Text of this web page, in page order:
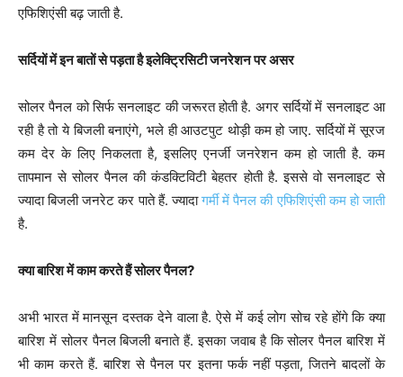
एफिशिएंसी बढ़ जाती है.
सर्दियों में इन बातों से पड़ता है इलेक्ट्रिसिटी जनरेशन पर असर
सोलर पैनल को सिर्फ सनलाइट की जरूरत होती है. अगर सर्दियों में सनलाइट आ
रही है तो ये बिजली बनाएंगे, भले ही आउटपुट थोड़ी कम हो जाए. सर्दियों में सूरज
कम देर के लिए निकलता है, इसलिए एनर्जी जनरेशन कम हो जाती है. कम
तापमान से सोलर पैनल की कंडक्टिविटी बेहतर होती है. इससे वो सनलाइट से
ज्यादा बिजली जनरेट कर पाते हैं. ज्यादागर्मी में पैनल की एफिशिएंसी कम हो जाती
है.
क्या बारिश में काम करते हैं सोलर पैनल?
अभी भारत में मानसून दस्तक देने वाला है. ऐसे में कई लोग सोच रहे होंगे कि क्या
बारिश में सोलर पैनल बिजली बनाते हैं. इसका जवाब है कि सोलर पैनल बारिश में
भी काम करते हैं. बारिश से पैनल पर इतना फर्क नहीं पड़ता, जितने बादलों के